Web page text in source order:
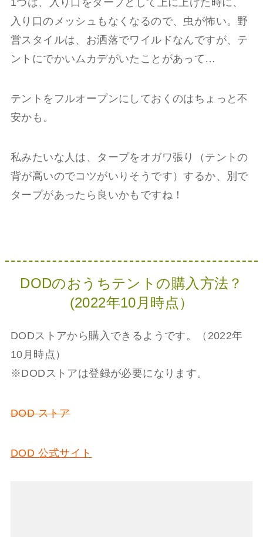
1つは、入り口をタープとして上に上げた時に、
入り口のメッシュもなくなるので、虫が怖い。野
営スタイルは、お洒落でワイルドなんですが、テ
ントにでかいムカデがいたことがあって…
テントをフルオープンにしておくのはちょっと不
安かも。
私みたいな人は、タープをオガワ張り（テントの
背が高いのでコツがいりそうです）するか、別で
タープがあったら良いかもですね！
DODのおうちテントの購入方法？
(2022年10月時点）
DODストアから購入できるようです。（2022年
10月時点）
※DODストアは登録が必要になります。
DOD ストア
DOD 公式サイト